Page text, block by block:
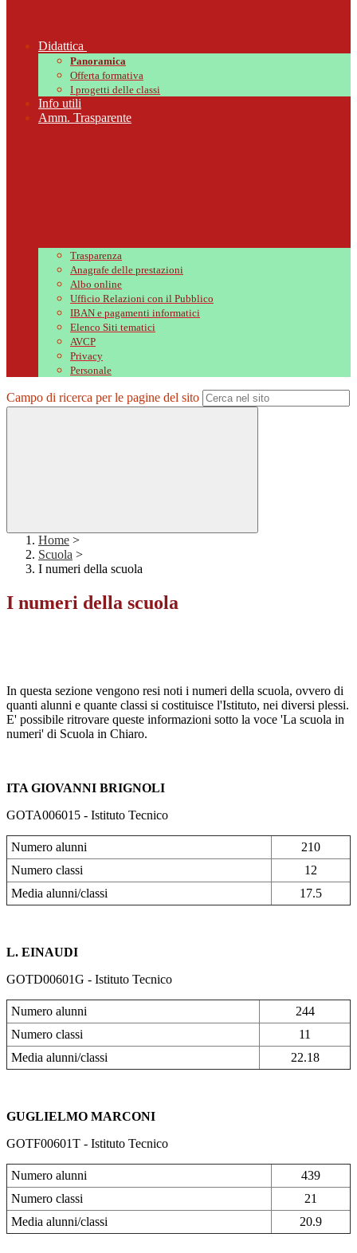
Didattica
Panoramica
Offerta formativa
I progetti delle classi
Info utili
Amm. Trasparente
Trasparenza
Anagrafe delle prestazioni
Albo online
Ufficio Relazioni con il Pubblico
IBAN e pagamenti informatici
Elenco Siti tematici
AVCP
Privacy
Personale
Campo di ricerca per le pagine del sito
Home >
Scuola >
I numeri della scuola
I numeri della scuola
In questa sezione vengono resi noti i numeri della scuola, ovvero di
quanti alunni e quante classi si costituisce l'Istituto, nei diversi plessi.
E' possibile ritrovare queste informazioni sotto la voce 'La scuola in
numeri' di Scuola in Chiaro.
ITA GIOVANNI BRIGNOLI
GOTA006015 - Istituto Tecnico
Numero alunni
210
Numero classi
12
Media alunni/classi
17.5
L. EINAUDI
GOTD00601G - Istituto Tecnico
Numero alunni
244
Numero classi
11
Media alunni/classi
22.18
GUGLIELMO MARCONI
GOTF00601T - Istituto Tecnico
Numero alunni
439
Numero classi
21
Media alunni/classi
20.9